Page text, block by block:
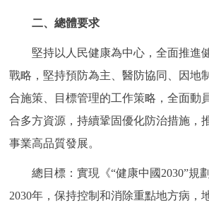
二、總體要求
堅持以人民健康為中心，全面推進
戰略，堅持預防為主、醫防協同、因地
合施策、目標管理的工作策略，全面動
合多方資源，持續鞏固優化防治措施，
事業高品質發展。
總目標：實現《“健康中國2030”規劃
2030年，保持控制和消除重點地方病，